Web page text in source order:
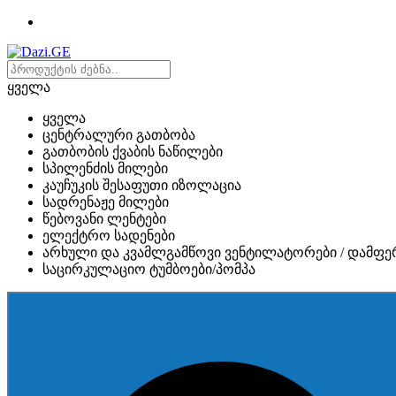
ყველა
ყველა
ცენტრალური გათბობა
გათბობის ქვაბის ნაწილები
სპილენძის მილები
კაუჩუკის შესაფუთი იზოლაცია
სადრენაჟე მილები
წებოვანი ლენტები
ელექტრო სადენები
არხული და კვამლგამწოვი ვენტილატორები /
საცირკულაციო ტუმბოები/პომპა